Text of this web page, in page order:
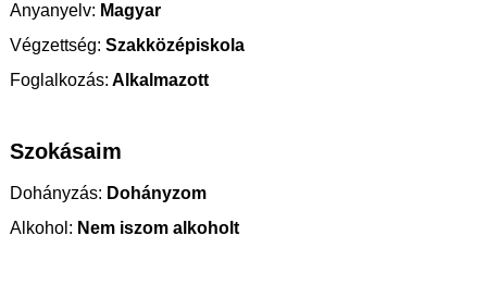
Anyanyelv: Magyar
Végzettség: Szakközépiskola
Foglalkozás: Alkalmazott
Szokásaim
Dohányzás: Dohányzom
Alkohol: Nem iszom alkoholt